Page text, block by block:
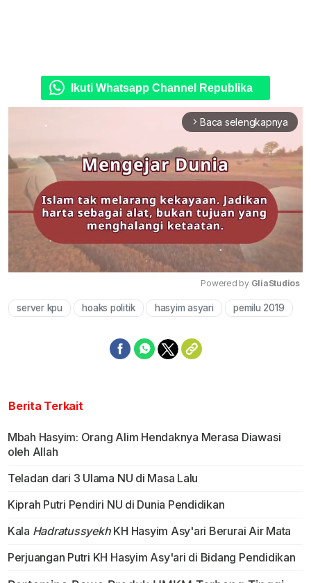
Ikuti Whatsapp Channel Republika
arrow_forward_ios Baca selengkapnya
Mute
Powered by GliaStudios
server kpu hoaks politik hasyim asyari pemilu 2019
Berita Terkait
Mbah Hasyim: Orang Alim Hendaknya Merasa Diawasi
oleh Allah
Teladan dari 3 Ulama NU di Masa Lalu
Kiprah Putri Pendiri NU di Dunia Pendidikan
Kala HadratussyekhKH Hasyim Asy'ari Berurai Air Mata
Perjuangan Putri KH Hasyim Asy'ari di Bidang Pendidikan